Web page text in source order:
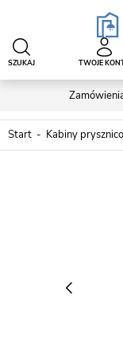
SZUKAJ TWOJE
Start Kabiny